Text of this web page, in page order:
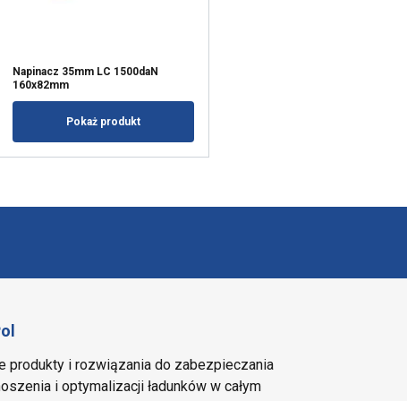
Napinacz 35mm LC 1500daN
160x82mm
Pokaż produkt
produkty i rozwiązania do zabezpieczania
i optymalizacji ładunków w całym